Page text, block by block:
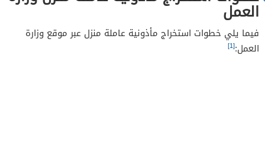
العمل
فيما يلي خطوات استخراج مأذونية عاملة منزل عبر موقع وزارة
العمل:[1]